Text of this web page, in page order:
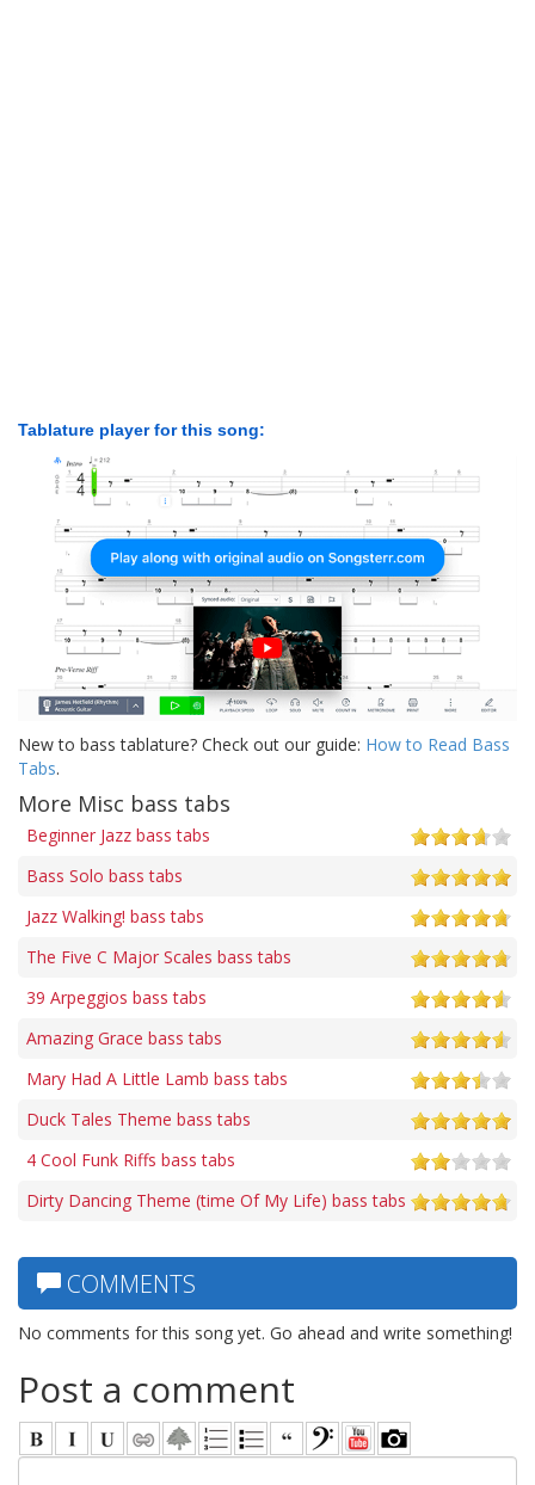
Tablature player for this song:
New to bass tablature? Check out our guide: How to Read Bass
Tabs.
More Misc bass tabs
Beginner Jazz bass tabs
Bass Solo bass tabs
Jazz Walking! bass tabs
The Five C Major Scales bass tabs
39 Arpeggios bass tabs
Amazing Grace bass tabs
Mary Had A Little Lamb bass tabs
Duck Tales Theme bass tabs
4 Cool Funk Riffs bass tabs
Dirty Dancing Theme (time Of My Life) bass tabs
COMMENTS
No comments for this song yet. Go ahead and write something!
Post a comment